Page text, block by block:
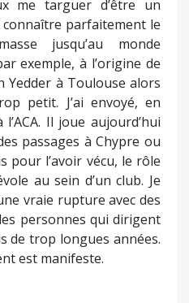
me targuer d’être un
parfaitement le
jusqu’au monde
exemple, à l’origine de
Yedder à Toulouse alors
petit. J’ai envoyé, en
Il joue aujourd’hui
passages à Chypre ou
pour l’avoir vécu, le rôle
au sein d’un club. Je
vraie rupture avec des
personnes qui dirigent
de trop longues années.
est manifeste.